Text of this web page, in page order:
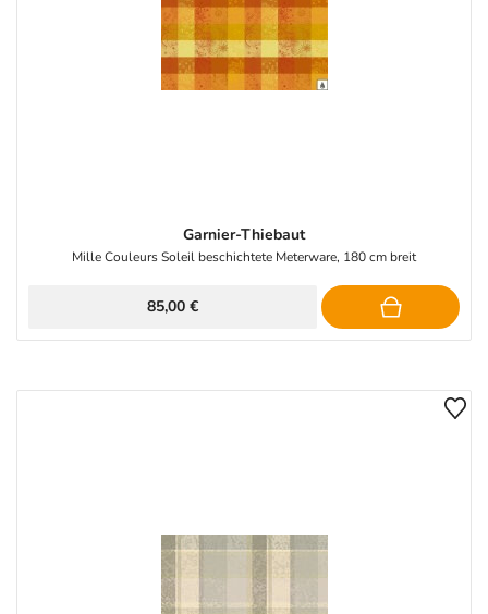
Garnier-Thiebaut
Mille Couleurs Soleil beschichtete Meterware, 180 cm breit
85,00 €